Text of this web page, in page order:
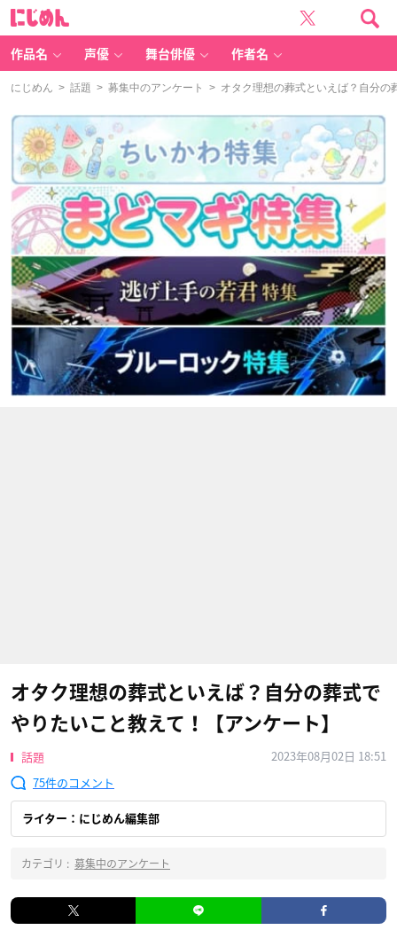
作品名 声優 舞台俳優 作者名
にじめん > 話題 > 募集中のアンケート > オタク理想の葬式といえば？自分の
オタク理想の葬式といえば？自分の葬式で
やりたいこと教えて！【アンケート】
話題
2023年08月02日 18:51
75
ライター：にじめん編集部
カテゴリ : 募集中のアンケート